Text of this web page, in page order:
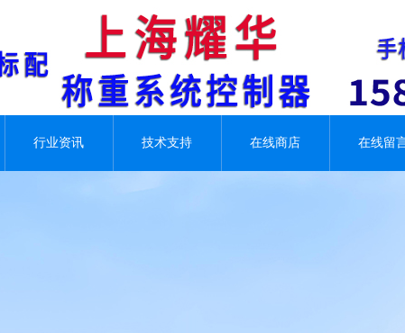
行业资讯 技术支持 在线商店 在线留